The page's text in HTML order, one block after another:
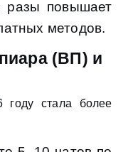
разы повышает
методов.
(ВП) и
году стала более